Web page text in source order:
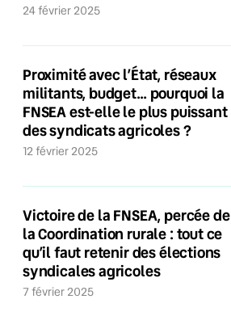
24 février 2025
Proximité avec l’État, réseaux
militants, budget… pourquoi la
FNSEA est-elle le plus puissant
des syndicats agricoles ?
12 février 2025
Victoire de la FNSEA, percée de
la Coordination rurale : tout ce
qu’il faut retenir des élections
syndicales agricoles
7 février 2025